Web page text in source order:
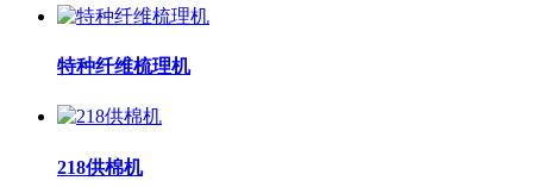
特种纤维梳理机
218供棉机